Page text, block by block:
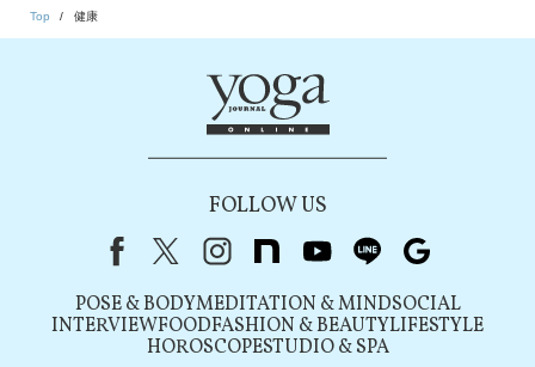
Top 健康
FOLLOW US
FacebookX（旧Twitter）
instagram
note youtubeline
POSE & BODYMEDITATION & MINDSOCIAL
INTERVIEWFOODFASHION & BEAUTYLIFESTYLE
HOROSCOPESTUDIO & SPA